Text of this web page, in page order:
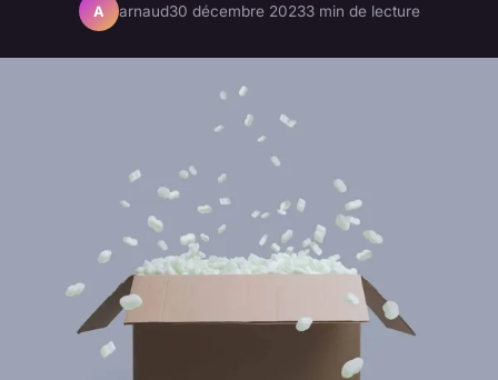
A arnaud30 décembre 20233 min de lecture